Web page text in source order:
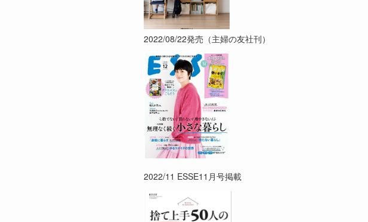
2022/08/22発売（主婦の友社刊）
2022/11 ESSE11月号掲載